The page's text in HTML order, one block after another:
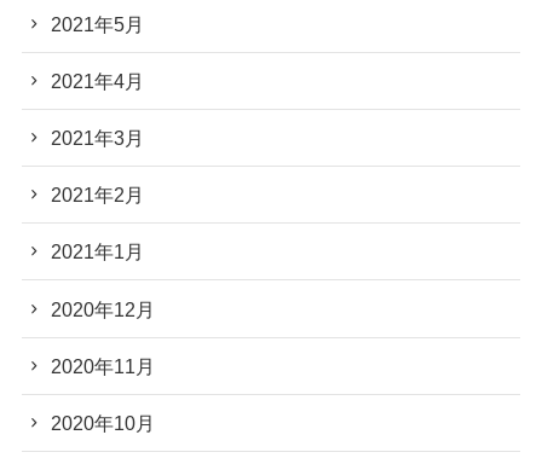
2021年5月
2021年4月
2021年3月
2021年2月
2021年1月
2020年12月
2020年11月
2020年10月